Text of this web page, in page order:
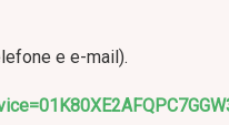
e e-mail).